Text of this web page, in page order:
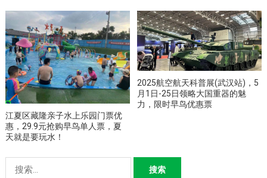
江夏区藏隆亲子水上乐园门票优
惠，29.9元抢购早鸟单人票，夏
天就是要玩水！
2025航空航天科普展(武汉站)，5
月1日-25日领略大国重器的魅
力，限时早鸟优惠票